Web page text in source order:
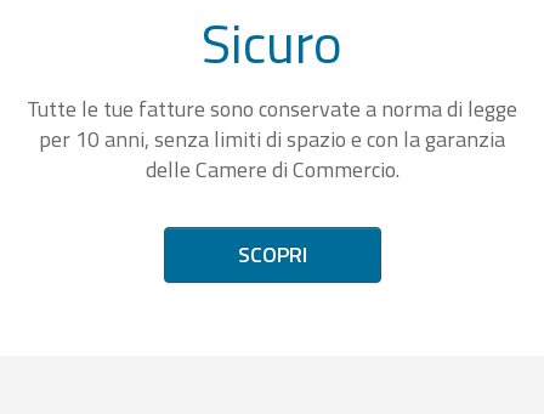
Sicuro
Tutte le tue fatture sono conservate a norma di legge
per 10 anni, senza limiti di spazio e con la garanzia
delle Camere di Commercio.
SCOPRI